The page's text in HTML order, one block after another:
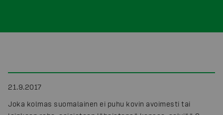
21.9.2017
Joka kolmas suomalainen ei puhu kovin avoimesti tai